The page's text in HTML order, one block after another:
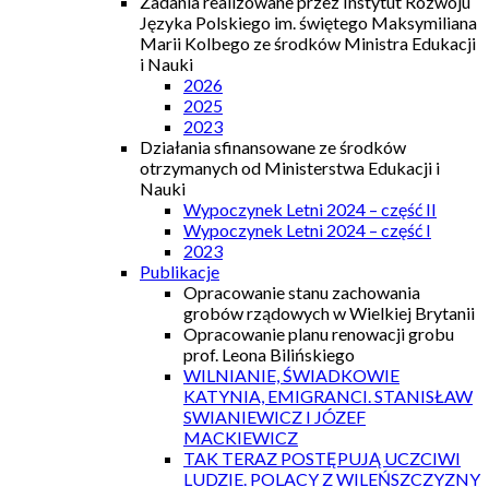
Języka Polskiego im. świętego Maksymiliana
Marii Kolbego ze środków Ministra Edukacji
i Nauki
2026
2025
2023
Działania sfinansowane ze środków
otrzymanych od Ministerstwa Edukacji i
Nauki
Wypoczynek Letni 2024 – część II
Wypoczynek Letni 2024 – część I
2023
Publikacje
Opracowanie stanu zachowania
grobów rządowych w Wielkiej Brytanii
Opracowanie planu renowacji grobu
prof. Leona Bilińskiego
WILNIANIE, ŚWIADKOWIE
KATYNIA, EMIGRANCI. STANISŁAW
SWIANIEWICZ I JÓZEF
MACKIEWICZ
TAK TERAZ POSTĘPUJĄ UCZCIWI
LUDZIE. POLACY Z WILEŃSZCZYZNY